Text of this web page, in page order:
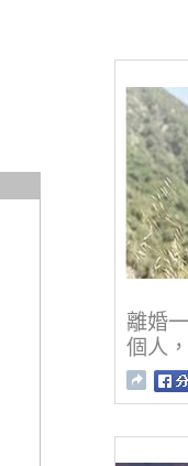
離婚
個人